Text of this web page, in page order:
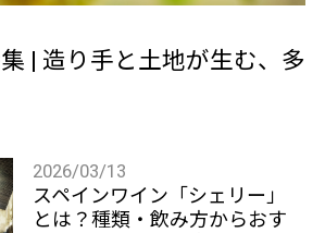
| 造り手と土地が生む、多
2026/03/13
スペインワイン「シェリー」
とは？種類・飲み方からおす